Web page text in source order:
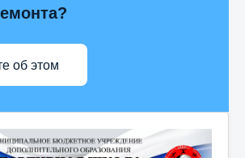
об этом